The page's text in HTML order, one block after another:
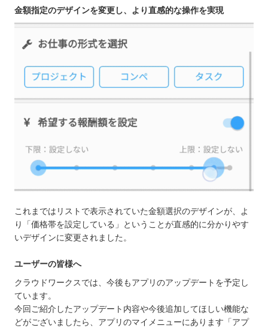
金額指定のデザインを変更し、より直感的な操作を実現
これまではリストで表示されていた金額選択のデザインが、よ
り「価格帯を設定している」ということが直感的に分かりやす
いデザインに変更されました。
ユーザーの皆様へ
クラウドワークスでは、今後もアプリのアップデートを予定し
ています。
今回ご紹介したアップデート内容や今後追加してほしい機能な
どがございましたら、アプリのマイメニューにあります「アプ